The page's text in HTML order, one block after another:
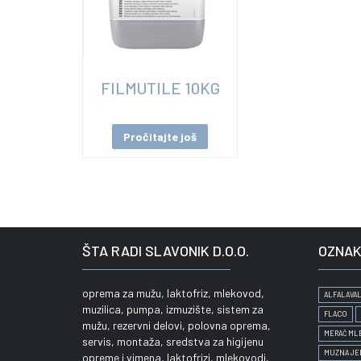
FILMUTILE 10KG
Pročitajte još
ŠTA RADI SLAVONIK D.O.O.
oprema za mužu, laktofriz, mlekovod,
muzilica, pumpa, izmuzište, sistem za
mužu, rezervni delovi, polovna oprema,
servis, montaža, sredstva za higijenu
opreme i vimena, laktofrizi, mlekovodi,
FLACO
MERAČ
MUZNA